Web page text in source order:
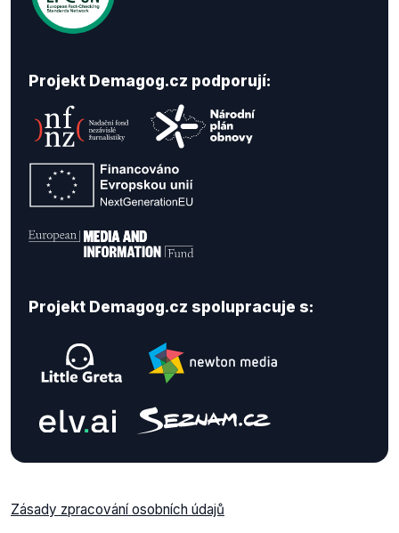
Projekt Demagog.cz podporují:
Projekt Demagog.cz spolupracuje s:
Zásady zpracování osobních údajů